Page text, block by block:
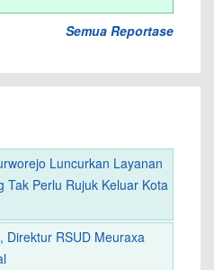
Semua Reportase
Luncurkan Layanan
Tak Perlu Rujuk Keluar Kota
Direktur RSUD Meuraxa